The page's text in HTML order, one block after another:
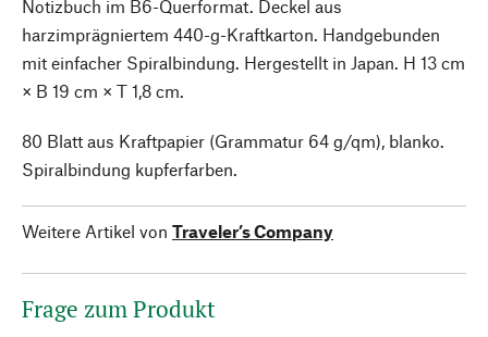
Notizbuch im B6-Querformat. Deckel aus
harzimprägniertem 440-g-Kraftkarton. Handgebunden
mit einfacher Spiralbindung. Hergestellt in Japan. H 13 cm
× B 19 cm × T 1,8 cm.
80 Blatt aus Kraftpapier (Grammatur 64 g/qm), blanko.
Spiralbindung kupferfarben.
Weitere Artikel von Traveler’s Company
Frage zum Produkt